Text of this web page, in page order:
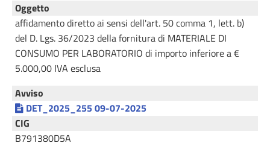
Oggetto
affidamento diretto ai sensi dell'art. 50 comma 1, lett. b)
del D. Lgs. 36/2023 della fornitura di MATERIALE DI
CONSUMO PER LABORATORIO di importo inferiore a €
5.000,00 IVA esclusa
Avviso
DET_2025_255 09-07-2025
CIG
B791380D5A